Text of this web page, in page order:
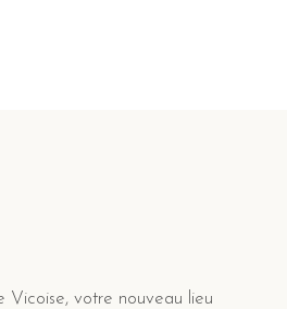
Vicoise, votre nouveau lieu